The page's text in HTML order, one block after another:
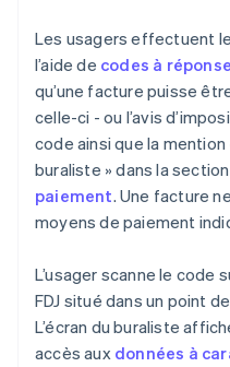
Les usagers effectuent
l’aide de codes à
qu’une facture puisse
celle-ci - ou l’avis
code ainsi que la mention
buraliste » dans la
paiement. Une facture
moyens de paiement
L’usager scanne le code
FDJ situé dans un point
L’écran du buraliste
accès aux données à